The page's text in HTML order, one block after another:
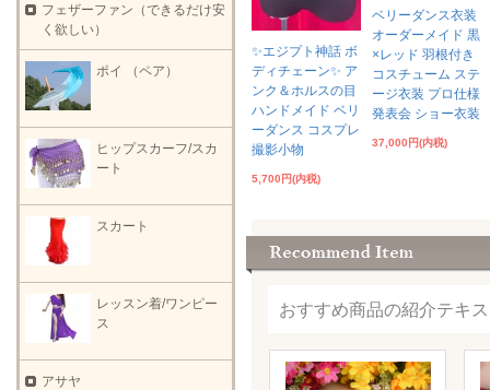
✨エジプト神話 ボ
ディチェーン✨ ア
ンク＆ホルスの目
ハンドメイド ベリ
ーダンス コスプレ
撮影小物
5,700円(内税)
ベリーダンス衣装
オーダーメイド 黒
×レッド 羽根付き
コスチューム ステ
ージ衣装 プロ仕様
発表会 ショー衣装
37,000円(内税)
おすすめ商品の紹介テキ
フェザーファン（できるだけ安
く欲しい）
ポイ （ペア）
ヒップスカーフ/スカ
ート
スカート
レッスン着/ワンピー
ス
アサヤ